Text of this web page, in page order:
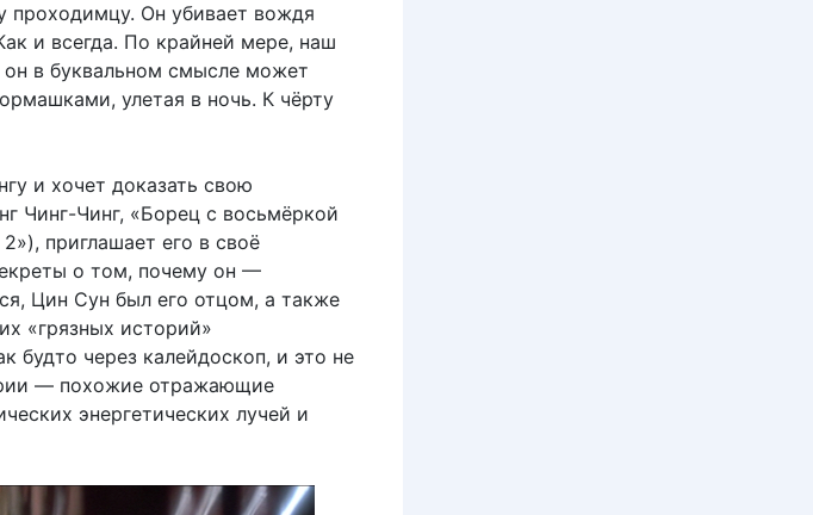
проходимцу. Он убивает вождя
и всегда. По крайней мере, наш
в буквальном смысле может
улетая в ночь. К чёрту
и хочет доказать свою
Чинг-Чинг, «Борец с восьмёркой
приглашает его в своё
о том, почему он —
Цин Сун был его отцом, а также
«грязных историй»
будто через калейдоскоп, и это не
— похожие отражающие
энергетических лучей и